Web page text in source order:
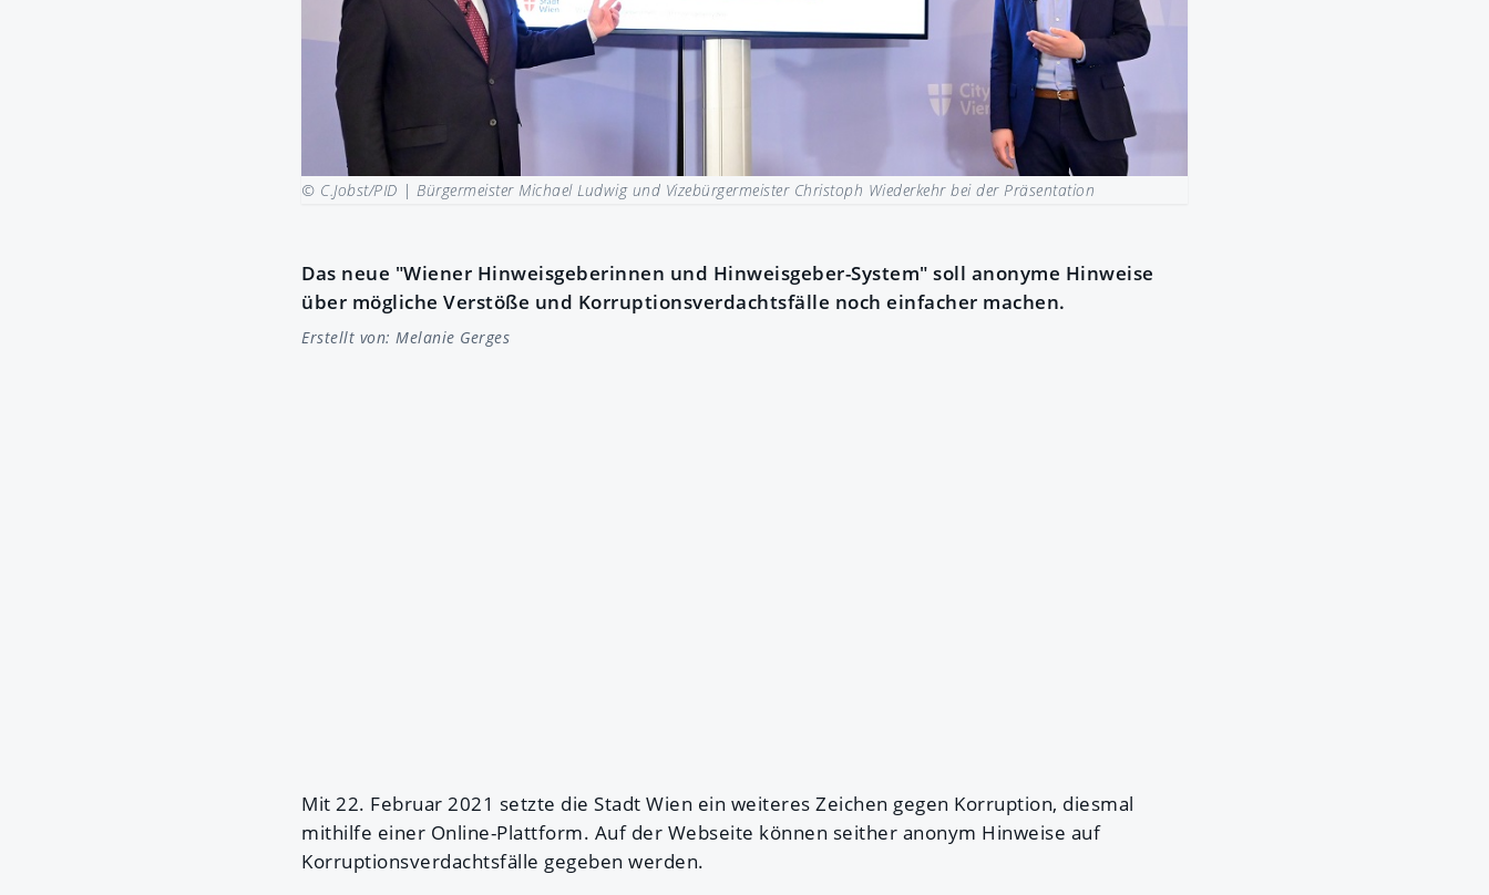
© C.Jobst/PID | Bürgermeister Michael Ludwig und Vizebürgermeister Christoph Wiederkehr bei der Präsentation
Das neue "Wiener Hinweisgeberinnen und Hinweisgeber-System" soll anonyme Hinweise
über mögliche Verstöße und Korruptionsverdachtsfälle noch einfacher machen.
Erstellt von: Melanie Gerges
Mit 22. Februar 2021 setzte die Stadt Wien ein weiteres Zeichen gegen Korruption, diesmal
mithilfe einer Online-Plattform. Auf der Webseite können seither anonym Hinweise auf
Korruptionsverdachtsfälle gegeben werden.